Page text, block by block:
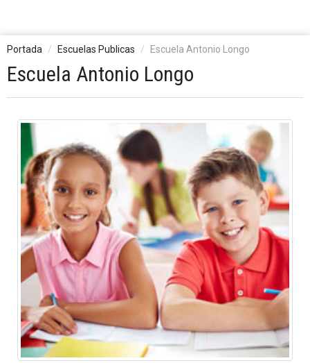
Portada Escuelas Publicas Escuela Antonio Longo
Escuela Antonio Longo